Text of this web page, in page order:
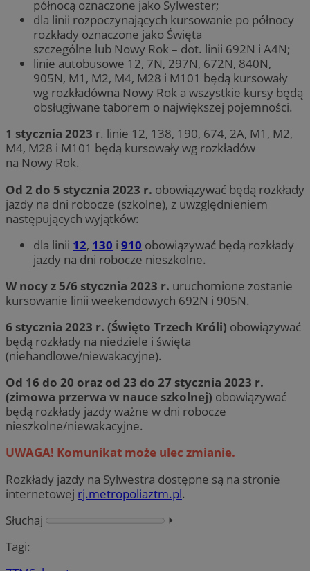
północą oznaczone jako Sylwester;
dla linii rozpoczynających kursowanie po północy
rozkłady oznaczone jako Święta
szczególne lub Nowy Rok – dot. linii 692N i A4N;
linie autobusowe 12, 7N, 297N, 672N, 840N,
905N, M1, M2, M4, M28 i M101 będą kursowały
wg rozkładówna Nowy Rok a wszystkie kursy będą
obsługiwane taborem o największej pojemności.
1 stycznia 2023 r. linie 12, 138, 190, 674, 2A, M1, M2,
M4, M28 i M101 będą kursowały wg rozkładów
na Nowy Rok.
Od 2 do 5 stycznia 2023 r. obowiązywać będą rozkłady
jazdy na dni robocze (szkolne), z uwzględnieniem
następujących wyjątków:
dla linii 12, 130 i 910 obowiązywać będą rozkłady
jazdy na dni robocze nieszkolne.
W nocy z 5/6 stycznia 2023 r. uruchomione zostanie
kursowanie linii weekendowych 692N i 905N.
6 stycznia 2023 r. (Święto Trzech Króli) obowiązywać
będą rozkłady na niedziele i święta
(niehandlowe/niewakacyjne).
Od 16 do 20 oraz od 23 do 27 stycznia 2023 r.
(zimowa przerwa w nauce szkolnej) obowiązywać
będą rozkłady jazdy ważne w dni robocze
nieszkolne/niewakacyjne.
UWAGA! Komunikat może ulec zmianie.
Rozkłady jazdy na Sylwestra dostępne są na stronie
internetowej rj.metropoliaztm.pl.
Słuchaj
⏵︎
Tagi: